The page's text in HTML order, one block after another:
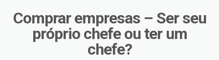
Comprar empresas – Ser seu
próprio chefe ou ter um
chefe?